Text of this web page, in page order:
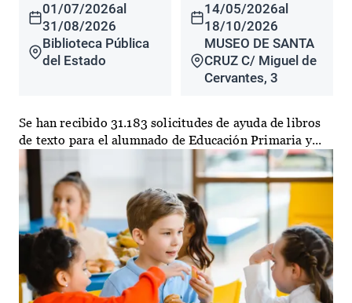
01/07/2026al
31/08/2026
Biblioteca Pública
del Estado
14/05/2026al
18/10/2026
MUSEO DE SANTA
CRUZ C/ Miguel de
Cervantes, 3
Se han recibido 31.183 solicitudes de ayuda de libros
de texto para el alumnado de Educación Primaria y...